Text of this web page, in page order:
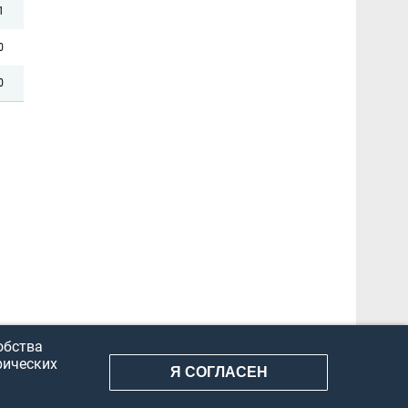
1
Я СОГЛАСЕН